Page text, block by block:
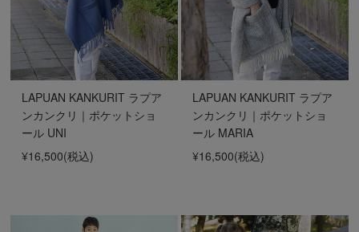
LAPUAN KANKURIT ラプア
ンカンクリ｜ポケットショ
ール UNI
¥16,500(税込)
LAPUAN KANKURIT ラプア
ンカンクリ｜ポケットショ
ール MARIA
¥16,500(税込)